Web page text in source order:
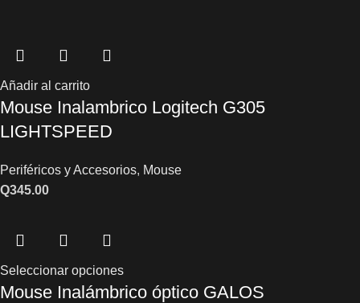
Añadir al carrito
Mouse Inalambrico Logitech G305
LIGHTSPEED
Periféricos y Accesorios, Mouse
Q345.00
Seleccionar opciones
Mouse Inalámbrico óptico GALOS